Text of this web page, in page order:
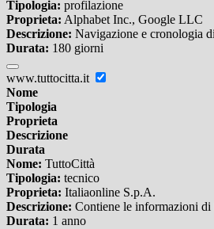
Tipologia: profilazione
Proprieta: Alphabet Inc., Google LLC
Descrizione: Navigazione e cronologia
Durata: 180 giorni
www.tuttocitta.it
Nome
Tipologia
Proprieta
Descrizione
Durata
Nome: TuttoCittà
Tipologia: tecnico
Proprieta: Italiaonline S.p.A.
Descrizione: Contiene le informazioni di
Durata: 1 anno